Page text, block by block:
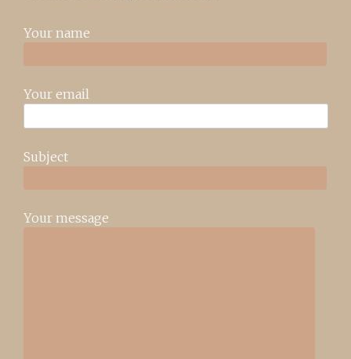
Your name
Your email
Subject
Your message